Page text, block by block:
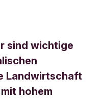
sind wichtige
Landwirtschaft
hohem